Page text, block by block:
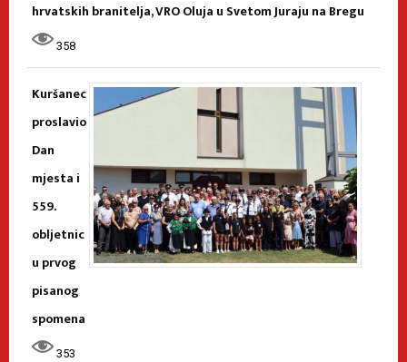
hrvatskih branitelja, VRO Oluja u Svetom Juraju na Bregu
358
Kuršanec
proslavio
Dan
mjesta i
559.
obljetnic
u prvog
pisanog
spomena
353